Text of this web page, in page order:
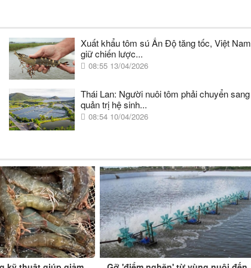
Xuất khẩu tôm sú Ấn Độ tăng tốc, Việt Nam
giữ chiến lược...
08:55 13/04/2026
Thái Lan: Người nuôi tôm phải chuyển sang
quản trị hệ sinh...
08:54 10/04/2026